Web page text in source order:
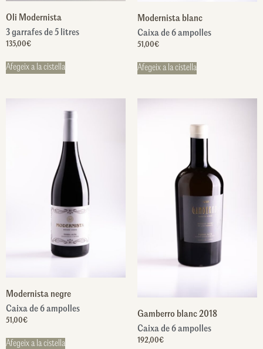
Oli Modernista
3 garrafes de 5 litres
135,00€
Afegeix a la cistella
Modernista blanc
Caixa de 6 ampolles
51,00€
Afegeix a la cistella
Modernista negre
Caixa de 6 ampolles
51,00€
Afegeix a la cistella
Gamberro blanc 2018
Caixa de 6 ampolles
192,00€